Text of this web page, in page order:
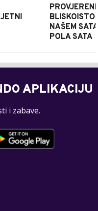
NAŠEM
POLA SATA
APLIKACIJU
i zabave.